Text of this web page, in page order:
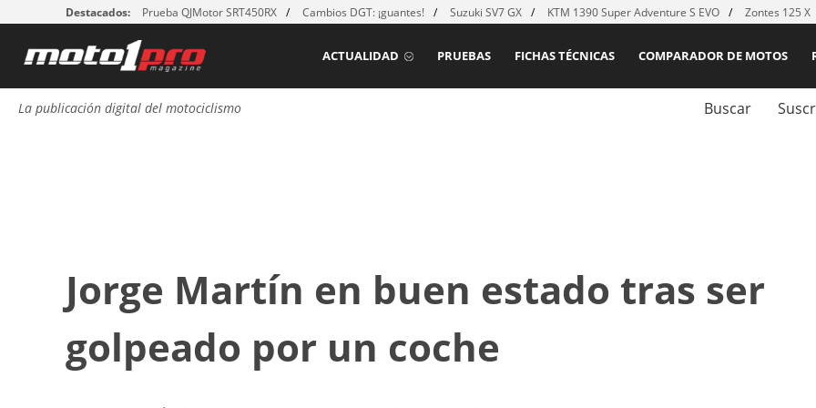
Destacados: Prueba QJMotor SRT450RX Cambios DGT: ¡guantes! Suzuki SV7 GX KTM 1390 Super Adventure S EVO Zontes 125 X
COMPARADOR DE MOTOS
FICHAS TÉCNICAS
PRUEBAS
ACTUALIDAD
La publicación digital del motociclismo Buscar
Jorge Martín en buen estado tras ser
golpeado por un coche